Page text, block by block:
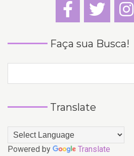
Faça sua Busca!
Translate
Powered by Translate